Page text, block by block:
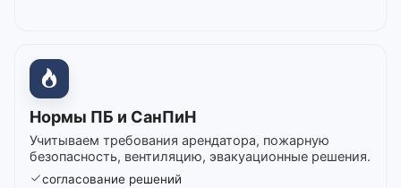
Нормы ПБ и СанПиН
Учитываем требования арендатора, пожарную
безопасность, вентиляцию, эвакуационные решения.
согласование решений